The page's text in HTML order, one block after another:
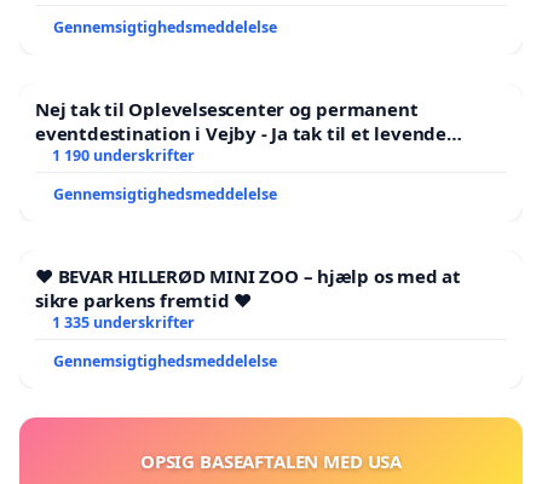
Gennemsigtighedsmeddelelse
Nej tak til Oplevelsescenter og permanent
eventdestination i Vejby - Ja tak til et levende
lokalområde i balance
1 190 underskrifter
Gennemsigtighedsmeddelelse
❤️ BEVAR HILLERØD MINI ZOO – hjælp os med at
sikre parkens fremtid ❤️
1 335 underskrifter
Gennemsigtighedsmeddelelse
OPSIG BASEAFTALEN MED USA